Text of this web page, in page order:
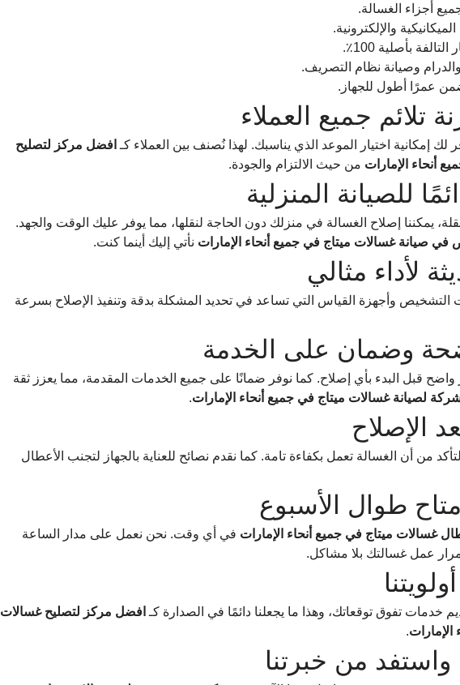
أجزاء الغسالة.
والإلكترونية.
بأصلية 100٪.
وصيانة نظام التصريف.
عمرًا أطول للجهاز.
تلائم جميع العملاء
لك إمكانية اختيار الموعد الذي يناسبك. لهذا نُصنف بين العملاء كـ افضل مركز لتصليح
أنحاء الإمارات من حيث الالتزام والجودة.
للصيانة المنزلية
يمكننا إصلاح الغسالة في منزلك دون الحاجة لنقلها، مما يوفر عليك الوقت والجهد.
صيانة غسالات ميتاج في جميع أنحاء الإمارات نأتي إليك أينما كنت.
لأداء مثالي
وأجهزة القياس التي تساعد في تحديد المشكلة بدقة وتنفيذ الإصلاح بسرعة
وضمان على الخدمة
قبل البدء بأي إصلاح. كما نوفر ضمانًا على جميع الخدمات المقدمة، مما يعزز ثقة
لصيانة غسالات ميتاج في جميع أنحاء الإمارات.
الإصلاح
من أن الغسالة تعمل بكفاءة تامة. كما نقدم نصائح للعناية بالجهاز لتجنب الأعطال
طوال الأسبوع
غسالات ميتاج في جميع أنحاء الإمارات في أي وقت. نحن نعمل على مدار الساعة
عمل غسالتك بلا مشاكل.
تفوق توقعاتك، وهذا ما يجعلنا دائمًا في الصدارة كـ افضل مركز لتصليح غسالات
الإمارات.
واستفد من خبرتنا